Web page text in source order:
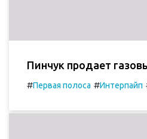
Пинчук продает
#Первая полоса #Интерпайп